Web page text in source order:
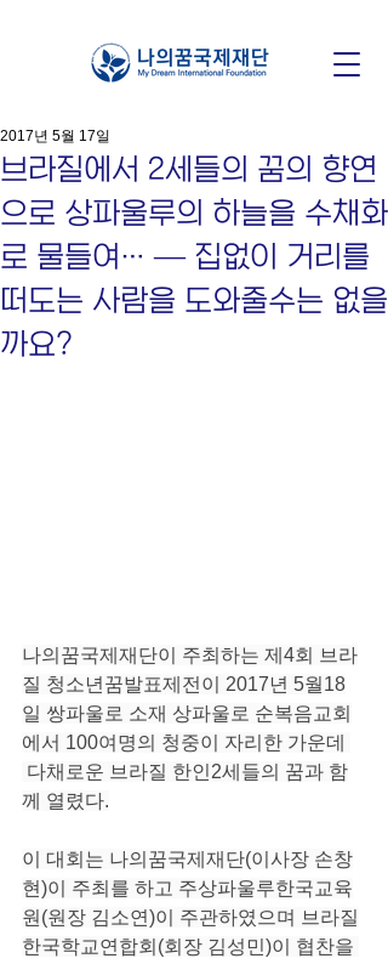
브라질에서 2세들의 꿈의 향연
으로 상파울루의 하늘을 수채화
로 물들여… — 집없이 거리를
떠도는 사람을 도와줄수는 없을
까요?
2017년 5월 17일
나의꿈국제재단이 주최하는 제4회 브라
질 청소년꿈발표제전이 2017년 5월18
일 쌍파울로 소재 상파울로 순복음교회
에서 100여명의 청중이 자리한 가운데
다채로운 브라질 한인2세들의 꿈과 함
께 열렸다.
이 대회는 나의꿈국제재단(이사장 손창
현)이 주최를 하고 주상파울루한국교육
원(원장 김소연)이 주관하였으며 브라질
한국학교연합회(회장 김성민)이 협찬을